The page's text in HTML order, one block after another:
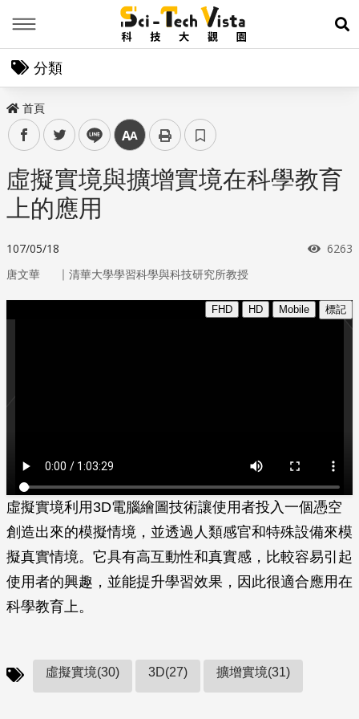
展
分類
首頁
facebooktwitter line 中
虛擬實境與擴增實境在科學教育
上的應用
107/05/18 瀏覽
6263
唐文華 ｜ 清華大學學習科學與科技研究所教授
虛擬實境利用3D電腦繪圖技術讓使用者投入一個憑空
創造出來的模擬情境，並透過人類感官和特殊設備來模
擬真實情境。它具有高互動性和真實感，比較容易引起
使用者的興趣，並能提升學習效果，因此很適合應用在
科學教育上。
虛擬實境(30) 3D(27) 擴增實境(31)